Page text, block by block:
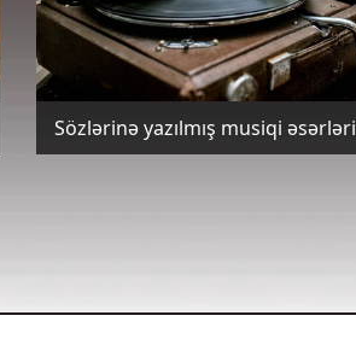
Sözlərinə yazılmış musiqi əsərləri